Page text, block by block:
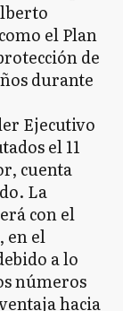
el Plan
de
durante
Ejecutivo
el 11
cuenta
La
con el
en el
a lo
números
hacia